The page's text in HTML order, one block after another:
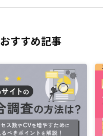
おすすめ記事